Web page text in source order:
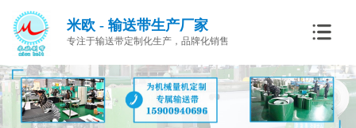
米欧 - 输送带生产厂家
专注于输送带定制化生产，品牌化销售